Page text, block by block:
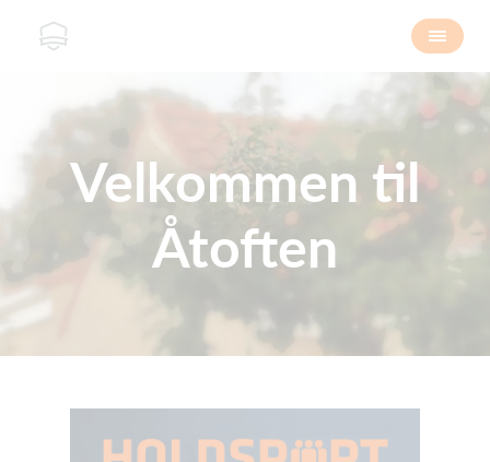
Velkommen til
Åtoften